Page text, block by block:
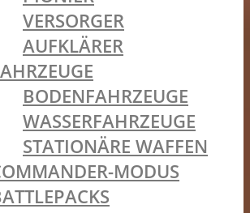
VERSORGER
AUFKLÄRER
BODENFAHRZEUGE
WASSERFAHRZEUGE
STATIONÄRE WAFFEN
MODUS